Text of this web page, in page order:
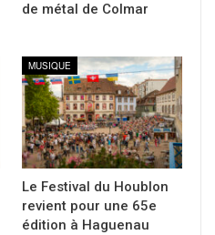
de métal de Colmar
MUSIQUE
Le Festival du Houblon
revient pour une 65e
édition à Haguenau